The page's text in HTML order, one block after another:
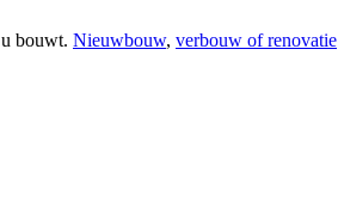
bouwt. Nieuwbouw, verbouw of renovatie